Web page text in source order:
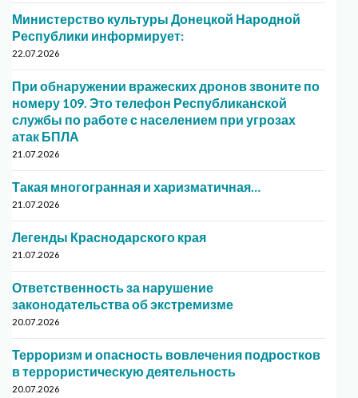
Министерство культуры Донецкой Народной
Республики информирует:
22.07.2026
При обнаружении вражеских дронов звоните по
номеру 109. Это телефон Республиканской
службы по работе с населением при угрозах
атак БПЛА
21.07.2026
Такая многогранная и харизматичная…
21.07.2026
Легенды Краснодарского края
21.07.2026
Ответственность за нарушение
законодательства об экстремизме
20.07.2026
Терроризм и опасность вовлечения подростков
в террористическую деятельность
20.07.2026